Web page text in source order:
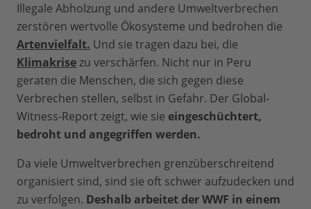
Illegale Abholzung und andere Umweltverbrechen
zerstören wertvolle Ökosysteme und bedrohen die
Artenvielfalt. Und sie tragen dazu bei, die
Klimakrisezu verschärfen. Nicht nur in Peru
geraten die Menschen, die sich gegen diese
Verbrechen stellen, selbst in Gefahr. Der Global-
Witness-Report zeigt, wie sie eingeschüchtert,
bedroht und angegriffen werden.
Da viele Umweltverbrechen grenzüberschreitend
organisiert sind, sind sie oft schwer aufzudecken und
zu verfolgen. Deshalb arbeitet der WWF in einem